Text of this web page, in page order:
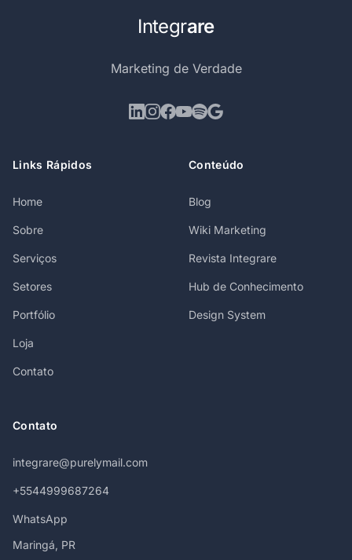
Integrare
Marketing de Verdade
Links Rápidos
Home
Sobre
Serviços
Setores
Portfólio
Loja
Contato
Conteúdo
Blog
Wiki Marketing
Revista Integrare
Hub de Conhecimento
Design System
Contato
integrare@purelymail.com
+5544999687264
WhatsApp
Maringá, PR